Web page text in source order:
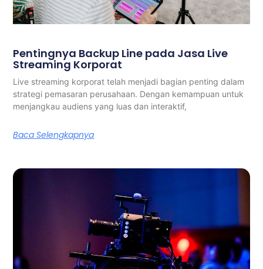
Pentingnya Backup Line pada Jasa Live
Streaming Korporat
Live streaming korporat telah menjadi bagian penting dalam
strategi pemasaran perusahaan. Dengan kemampuan untuk
menjangkau audiens yang luas dan interaktif,
Baca Selengkapnya